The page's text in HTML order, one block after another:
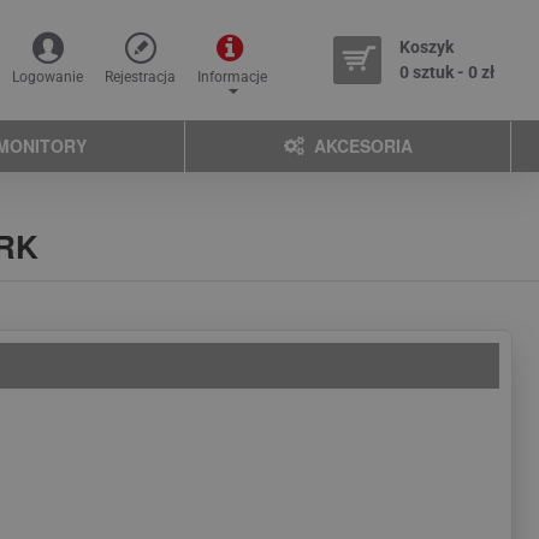
Logowanie Rejestracja Informacje
Koszyk
0 sztuk - 0 zł
AKCESORIA